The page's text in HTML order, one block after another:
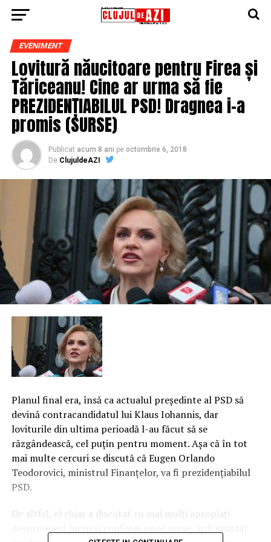
EVENIMENT
Lovitură năucitoare pentru Firea și
Tăriceanu! Cine ar urma să fie
PREZIDENȚIABILUL PSD! Dragnea i-a
promis (SURSE)
Publicat acum 8 ani pe octombrie 6, 2018
De ClujuldeAZI
Planul final era, însă ca actualul preşedinte al PSD să
devină contracandidatul lui Klaus Iohannis, dar
loviturile din ultima perioadă l-au făcut să se
răzgândească, cel puţin pentru moment. Aşa că în tot
mai multe cercuri se discută că Eugen Orlando
Teodorovici, ministrul Finanţelor, va fi prezidenţiabilul
PSD.
De altfel, el chiar a discutat cu mai mulţi apropiaţi